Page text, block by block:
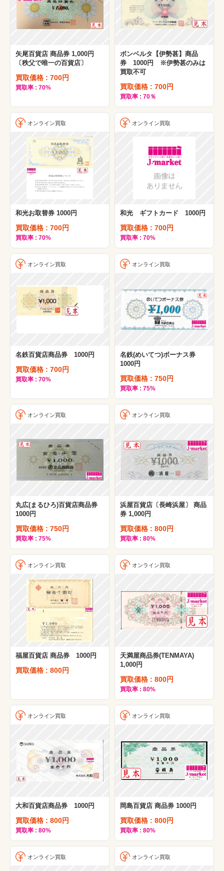
その他
矢尾百貨店 商品券 1,000円
〔秩父で唯一の百貨店〕
買取価格 : 700円
買取率 : 70%
ボンベルタ【伊勢甚】商品
券 1000円 ※伊勢甚のみは
買取不可
買取価格 : 700円
買取率 : 70％
オンライン買取
和光お取替券 1000円
買取価格 : 700円
買取率 : 70%
オンライン買取
和光 ギフトカード 1000円
買取価格 : 700円
買取率 : 70%
オンライン買取
名鉄百貨店商品券 1000円
買取価格 : 700円
買取率 : 70%
オンライン買取
名鉄(めいてつ)ボーナス券
1000円
買取価格 : 750円
買取率 : 75%
オンライン買取
丸広(まるひろ)百貨店商品券
1000円
買取価格 : 750円
買取率 : 75%
オンライン買取
浜屋百貨店〔長崎浜屋〕 商品
券 1,000円
買取価格 : 800円
買取率 : 80%
オンライン買取
福屋百貨店 商品券 1000円
買取価格 : 800円
オンライン買取
天満屋商品券(TENMAYA)
1,000円
買取価格 : 800円
買取率 : 80%
オンライン買取
大和百貨店商品券 1000円
買取価格 : 800円
買取率 : 80%
オンライン買取
岡島百貨店 商品券 1000円
買取価格 : 800円
買取率 : 80%
オンライン買取 オンライン買取